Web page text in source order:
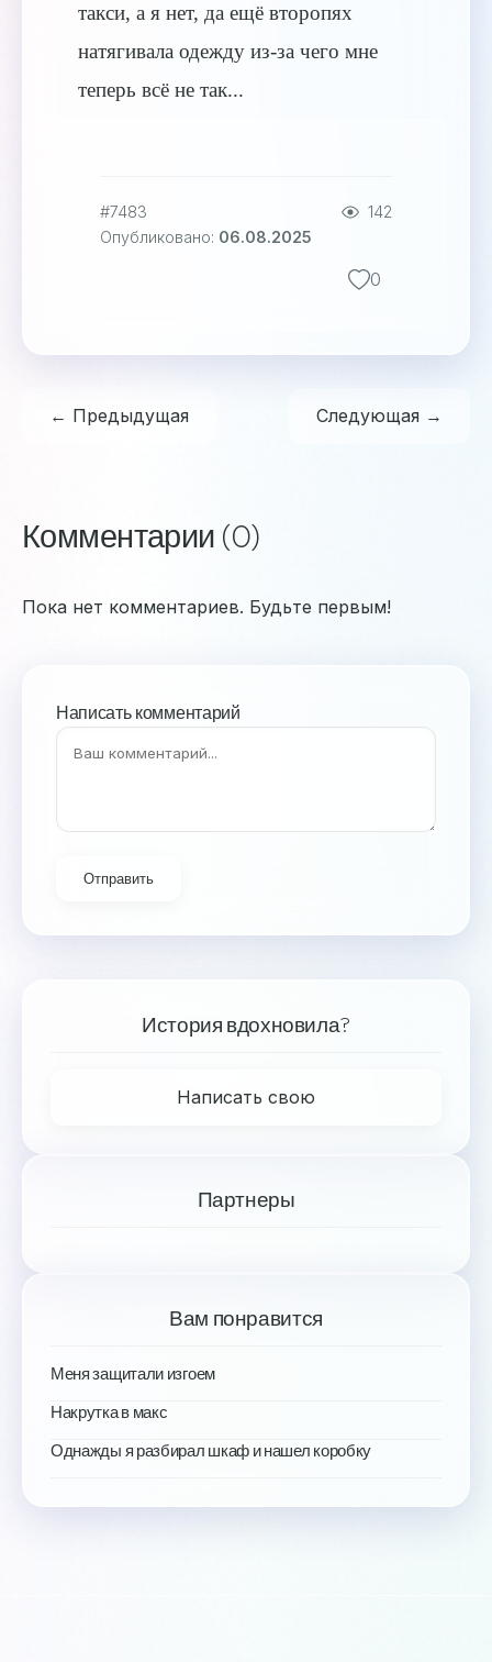
такси, а я нет, да ещё второпях
натягивала одежду из-за чего мне
теперь всё не так...
#7483
142
Опубликовано: 06.08.2025
0
← Предыдущая Следующая →
Комментарии (0)
Пока нет комментариев. Будьте первым!
Написать комментарий
Отправить
История вдохновила?
Написать свою
Партнеры
Вам понравится
Меня защитали изгоем
Накрутка в макс
Однажды я разбирал шкаф и нашел коробку